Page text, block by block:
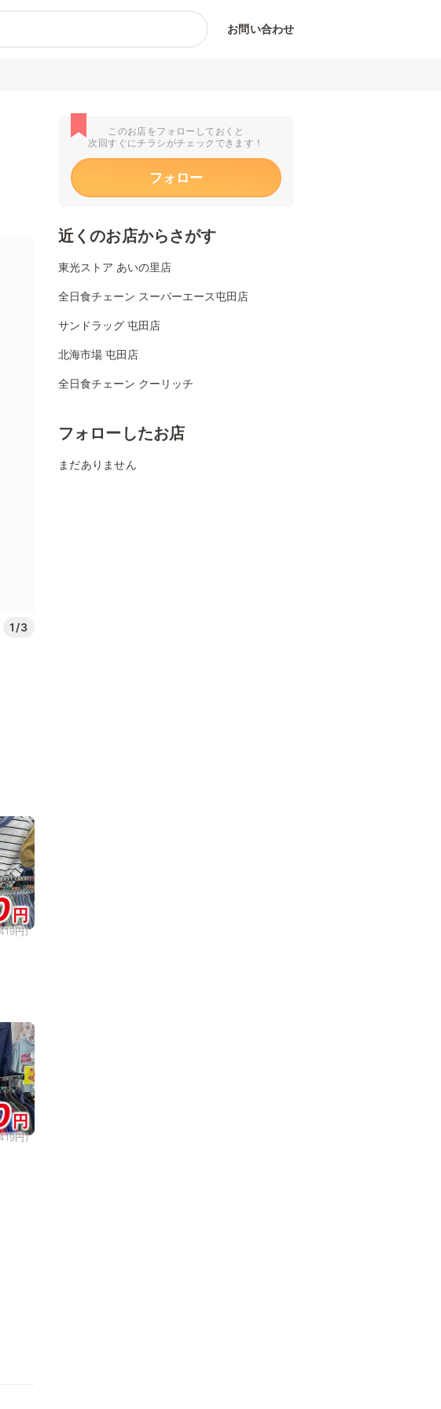
お問い合わせ
1/3
円
円)
円
円)
このお店をフォローしておくと
次回すぐにチラシがチェックできます！
フォロー
近くのお店からさがす
東光ストア あいの里店
全日食チェーン スーパーエース屯田店
サンドラッグ 屯田店
北海市場 屯田店
全日食チェーン クーリッチ
フォローしたお店
まだありません